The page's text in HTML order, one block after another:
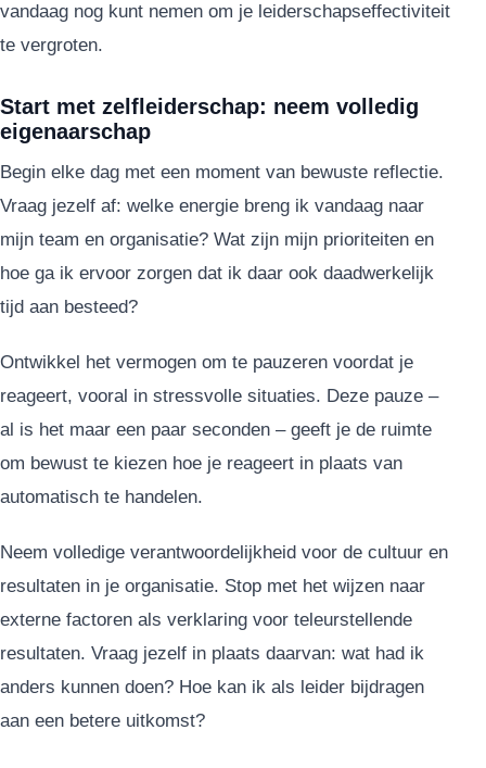
vandaag nog kunt nemen om je leiderschapseffectiviteit
te vergroten.
Start met zelfleiderschap: neem volledig
eigenaarschap
Begin elke dag met een moment van bewuste reflectie.
Vraag jezelf af: welke energie breng ik vandaag naar
mijn team en organisatie? Wat zijn mijn prioriteiten en
hoe ga ik ervoor zorgen dat ik daar ook daadwerkelijk
tijd aan besteed?
Ontwikkel het vermogen om te pauzeren voordat je
reageert, vooral in stressvolle situaties. Deze pauze –
al is het maar een paar seconden – geeft je de ruimte
om bewust te kiezen hoe je reageert in plaats van
automatisch te handelen.
Neem volledige verantwoordelijkheid voor de cultuur en
resultaten in je organisatie. Stop met het wijzen naar
externe factoren als verklaring voor teleurstellende
resultaten. Vraag jezelf in plaats daarvan: wat had ik
anders kunnen doen? Hoe kan ik als leider bijdragen
aan een betere uitkomst?